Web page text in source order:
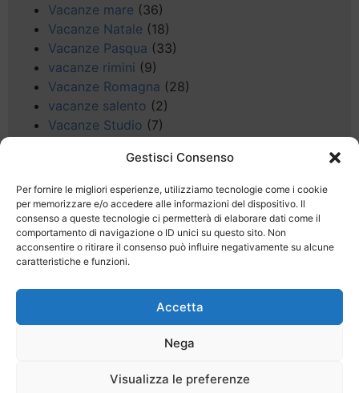
Gestisci Consenso
Per fornire le migliori esperienze, utilizziamo tecnologie come i cookie
per memorizzare e/o accedere alle informazioni del dispositivo. Il
consenso a queste tecnologie ci permetterà di elaborare dati come il
comportamento di navigazione o ID unici su questo sito. Non
acconsentire o ritirare il consenso può influire negativamente su alcune
caratteristiche e funzioni.
Accetta
Nega
Visualizza le preferenze
Vacanze mare (36)
Vacanze Natale (18)
Vacanze Pasqua (33)
vacanze rimini (9)
Vacanze Romagna (28)
vacanze salento (2)
Vacanze Studio (7)
Valle d'Aosta(5)
Veneto (25)
Voli low cost(4)
Web(9)
week end(45)
Wellness(11)
Regolamento
Registrati Contatti